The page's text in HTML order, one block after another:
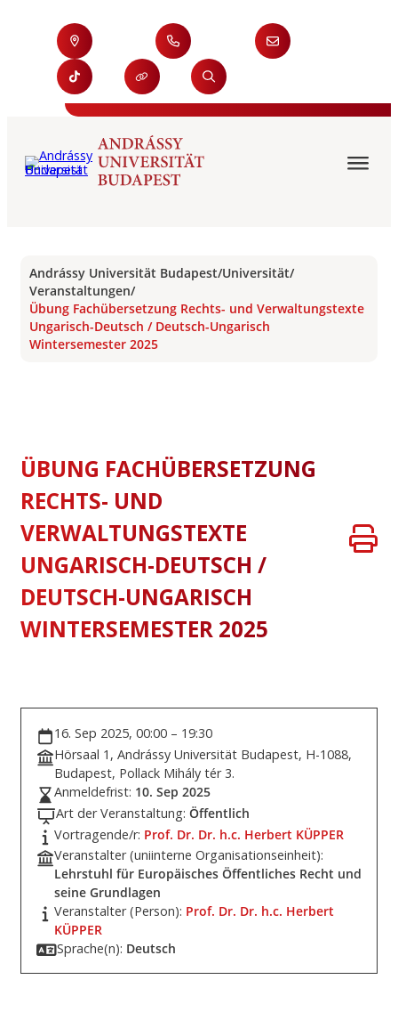
Andrássy Universität Budapest/Universität/
Veranstaltungen/
Übung Fachübersetzung Rechts- und Verwaltungstexte
Ungarisch-Deutsch / Deutsch-Ungarisch
Wintersemester 2025
ÜBUNG FACHÜBERSETZUNG
RECHTS- UND
VERWALTUNGSTEXTE
UNGARISCH-DEUTSCH /
DEUTSCH-UNGARISCH
WINTERSEMESTER 2025
16. Sep 2025, 00:00 – 19:30
Hörsaal 1, Andrássy Universität Budapest, H-1088,
Budapest, Pollack Mihály tér 3.
Anmeldefrist: 10. Sep 2025
Art der Veranstaltung: Öffentlich
Vortragende/r: Prof. Dr. Dr. h.c. Herbert KÜPPER
Veranstalter (uniinterne Organisationseinheit):
Lehrstuhl für Europäisches Öffentliches Recht und
seine Grundlagen
Veranstalter (Person): Prof. Dr. Dr. h.c. Herbert
KÜPPER
Sprache(n): Deutsch